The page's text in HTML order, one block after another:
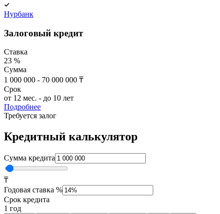
Нурбанк
Залоговый кредит
Ставка
23 %
Сумма
1 000 000 - 70 000 000 ₸
Срок
от 12 мес. - до 10 лет
Подробнее
Требуется залог
Кредитный калькулятор
Сумма кредита
₸
Годовая ставка %
Срок кредита
1 год